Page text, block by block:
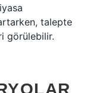
talepte
görülebilir.